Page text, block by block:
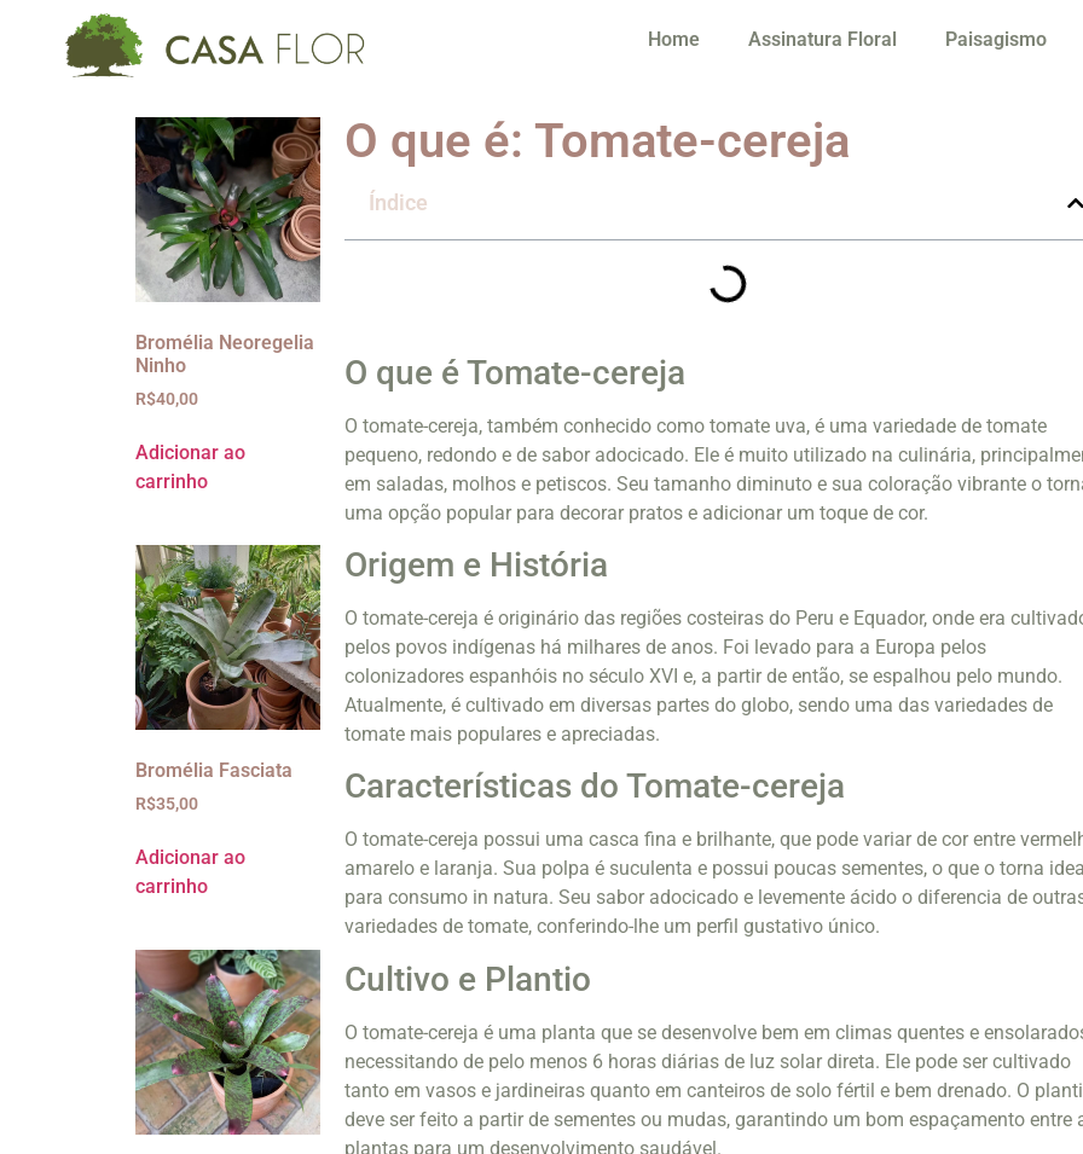
Home Assinatura Floral Paisagismo
Bromélia Neoregelia
Ninho
R$40,00
Adicionar ao
carrinho
Bromélia Fasciata
R$35,00
Adicionar ao
carrinho
O que é: Tomate-cereja
Índice
O que é Tomate-cereja
O tomate-cereja, também conhecido como tomate uva, é uma variedade de tomate
pequeno, redondo e de sabor adocicado. Ele é muito utilizado na culinária,
em saladas, molhos e petiscos. Seu tamanho diminuto e sua coloração vibrante o
uma opção popular para decorar pratos e adicionar um toque de cor.
Origem e História
O tomate-cereja é originário das regiões costeiras do Peru e Equador, onde era
pelos povos indígenas há milhares de anos. Foi levado para a Europa pelos
colonizadores espanhóis no século XVI e, a partir de então, se espalhou pelo mundo.
Atualmente, é cultivado em diversas partes do globo, sendo uma das variedades de
tomate mais populares e apreciadas.
Características do Tomate-cereja
O tomate-cereja possui uma casca fina e brilhante, que pode variar de cor entre
amarelo e laranja. Sua polpa é suculenta e possui poucas sementes, o que o torna ideal
para consumo in natura. Seu sabor adocicado e levemente ácido o diferencia de
variedades de tomate, conferindo-lhe um perfil gustativo único.
Cultivo e Plantio
O tomate-cereja é uma planta que se desenvolve bem em climas quentes e
necessitando de pelo menos 6 horas diárias de luz solar direta. Ele pode ser cultivado
tanto em vasos e jardineiras quanto em canteiros de solo fértil e bem drenado. O
deve ser feito a partir de sementes ou mudas, garantindo um bom espaçamento entre
plantas para um desenvolvimento saudável.